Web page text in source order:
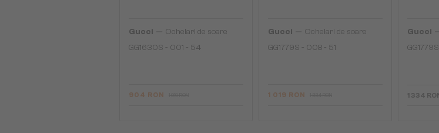
Gucci
Ochelari de soare
GG1630S - 001 - 54
904 RON
Gucci
Ochelari de soare
GG1779S - 008 - 51
1 019 RON
Gucci
1 334